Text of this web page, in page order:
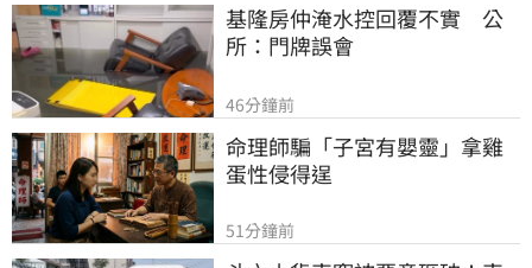
基隆房仲淹水控回覆不實　公
所：門牌誤會
46分鐘前
命理師騙「子宮有嬰靈」拿雞
蛋性侵得逞
51分鐘前